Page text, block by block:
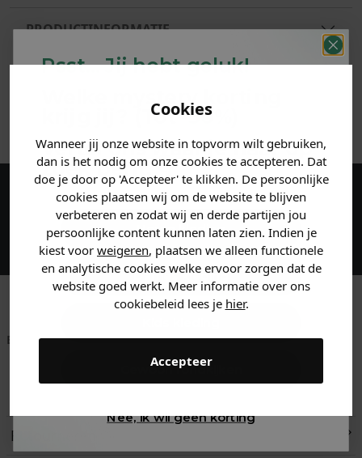
Cookies
Wanneer jij onze website in topvorm wilt gebruiken,
dan is het nodig om onze cookies te accepteren. Dat
doe je door op 'Accepteer' te klikken. De persoonlijke
cookies plaatsen wij om de website te blijven
verbeteren en zodat wij en derde partijen jou
persoonlijke content kunnen laten zien. Indien je
kiest voor weigeren, plaatsen we alleen functionele
en analytische cookies welke ervoor zorgen dat de
website goed werkt. Meer informatie over ons
cookiebeleid lees je hier.
Accepteer
PRODUCTINFORMATIE
ANDERE BESTELDEN OOK
Maak een account aan en ontvang 5%
korting op je eerste bestelling!
Betaal achteraf met
Voor 23:59 besteld
is morgen in huis!*
Klanten beoordelen
Retourneren
Psst... Jij hebt geluk!
Welke mystery
krijg jij? (Tot-30%
Vertel ons waar je naar op
zoek bent. 👇
Heren kleding
Dames kleding
Gewoon rondkijken
Nee, ik wil geen korting